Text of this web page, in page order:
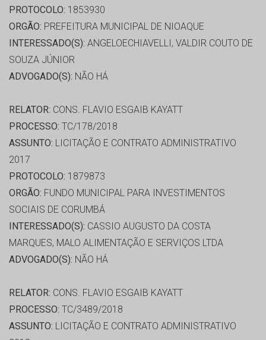
PROTOCOLO: 1853930
ORGÃO: PREFEITURA MUNICIPAL DE NIOAQUE
INTERESSADO(S): ANGELOECHIAVELLI, VALDIR COUTO DE
SOUZA JÚNIOR
ADVOGADO(S): NÃO HÁ
RELATOR: CONS. FLAVIO ESGAIB KAYATT
PROCESSO: TC/178/2018
ASSUNTO: LICITAÇÃO E CONTRATO ADMINISTRATIVO
2017
PROTOCOLO: 1879873
ORGÃO: FUNDO MUNICIPAL PARA INVESTIMENTOS
SOCIAIS DE CORUMBÁ
INTERESSADO(S): CASSIO AUGUSTO DA COSTA
MARQUES, MALO ALIMENTAÇÃO E SERVIÇOS LTDA
ADVOGADO(S): NÃO HÁ
RELATOR: CONS. FLAVIO ESGAIB KAYATT
PROCESSO: TC/3489/2018
ASSUNTO: LICITAÇÃO E CONTRATO ADMINISTRATIVO